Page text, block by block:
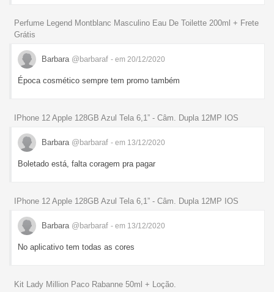
Perfume Legend Montblanc Masculino Eau De Toilette 200ml + Frete
Grátis
Barbara @barbaraf - em 20/12/2020
Época cosmético sempre tem promo também
IPhone 12 Apple 128GB Azul Tela 6,1” - Câm. Dupla 12MP IOS
Barbara @barbaraf - em 13/12/2020
Boletado está, falta coragem pra pagar
IPhone 12 Apple 128GB Azul Tela 6,1” - Câm. Dupla 12MP IOS
Barbara @barbaraf - em 13/12/2020
No aplicativo tem todas as cores
Kit Lady Million Paco Rabanne 50ml + Loção.